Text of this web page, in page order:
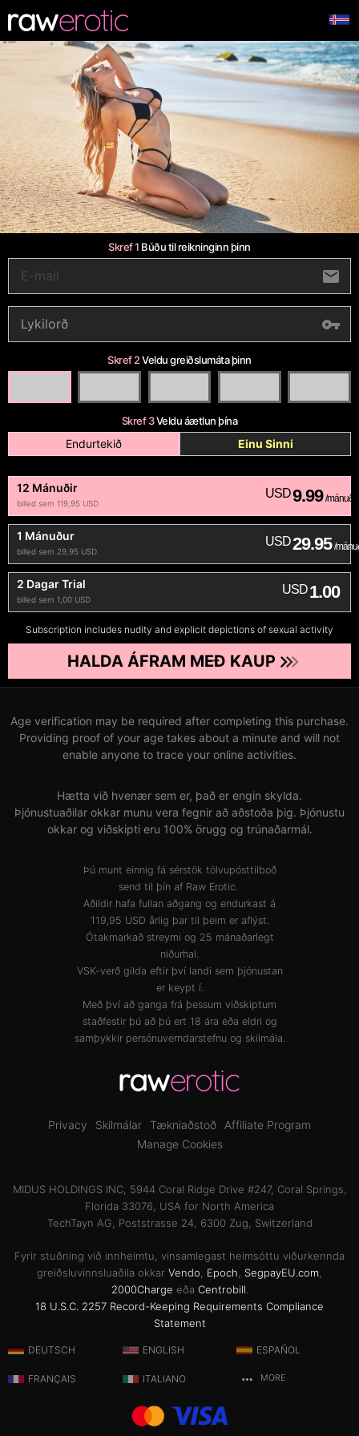
Skref 1 Búðu til reikninginn þinn
Skref 2Veldu greiðslumáta þinn
Skref 3Veldu áætlun þína
Endurtekið Einu Sinni
12 Mánuðir
billed sem 119,95 USD
USD9.99 /mánuði
1 Mánuður
billed sem 29,95 USD
USD29.95 /
2 Dagar Trial
billed sem 1,00 USD
USD1.00
Subscription includes nudity and explicit depictions of sexual activity
HALDA ÁFRAM MEÐ KAUP
Age verification may be required after completing this purchase.
Providing proof of your age takes about a minute and will not
enable anyone to trace your online activities.
Hætta við hvenær sem er, það er engin skylda.
Þjónustuaðilar okkar munu vera fegnir að aðstoða þig. Þjónustu
okkar og viðskipti eru 100% örugg og trúnaðarmál.
Þú munt einnig fá sérstök tölvupósttilboð
send til þín af Raw Erotic.
Aðildir hafa fullan aðgang og endurkast á
119,95 USD årlig þar til þeim er aflýst.
Ótakmarkað streymi og 25 mánaðarlegt
niðurhal.
VSK-verð gilda eftir því landi sem þjónustan
er keypt í.
Með því að ganga frá þessum viðskiptum
staðfestir þú að þú ert 18 ára eða eldri og
samþykkir persónuverndarstefnuog skilmála
Privacy Skilmálar Tækniaðstoð
Affiliate Program
Manage Cookies
MIDUS HOLDINGS INC, 5944 Coral Ridge Drive #247, Coral Springs,
Florida 33076, USA for North America
TechTayn AG, Poststrasse 24, 6300 Zug, Switzerland
Fyrir stuðning við innheimtu, vinsamlegast heimsóttu viðurkennda
greiðsluvinnsluaðila okkar Vendo Epoch SegpayEU.com
2000Charge eða Centrobill
18 U.S.C. 2257 Record-Keeping Requirements Compliance
Statement
DEUTSCH ENGLISH ESPAÑOL
FRANÇAIS ITALIANO MORE